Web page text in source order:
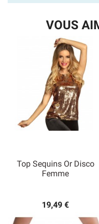
VOUS
Top Sequins Or Disco
Femme
19,49 €